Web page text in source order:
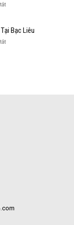
Hàng
Liêu
ở
Trương
Hàng
Bạc Liêu
ở